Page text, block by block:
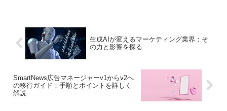
生成AIが変えるマーケティング業界：そ
の力と影響を探る
SmartNews広告マネージャーv1からv2へ
の移行ガイド：手順とポイントを詳しく
解説